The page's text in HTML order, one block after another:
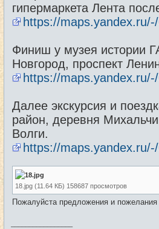
гипермаркета Лента
https://
Финиш у музея истории
Новгород, проспект
https://
Далее экскурсия и
район, деревня
Волги.
https://
18.jpg (11.64 КБ) 158687 просмотров
Пожалуйста предложения и